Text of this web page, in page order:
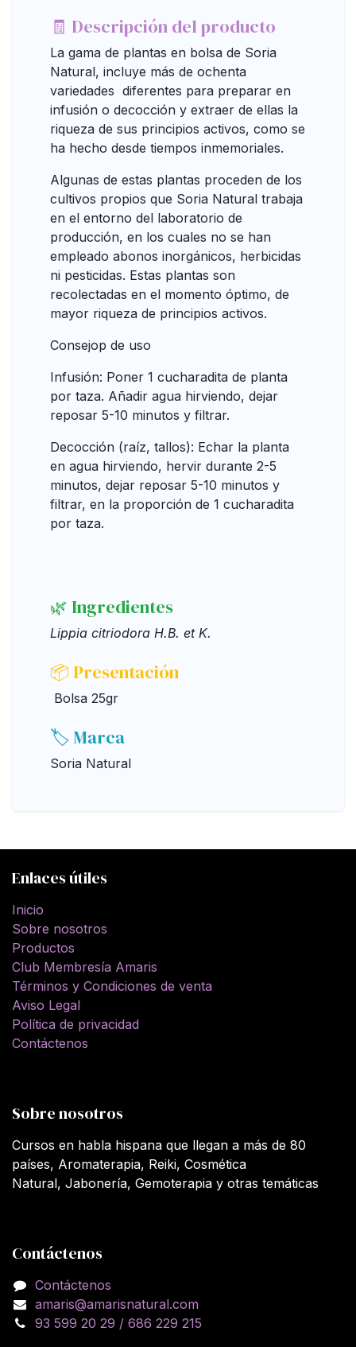
🧾 Descripción del producto
La gama de plantas en bolsa de Soria
Natural, incluye más de ochenta
variedades diferentes para preparar en
infusión o decocción y extraer de ellas la
riqueza de sus principios activos, como se
ha hecho desde tiempos inmemoriales.
Algunas de estas plantas proceden de los
cultivos propios que Soria Natural trabaja
en el entorno del laboratorio de
producción, en los cuales no se han
empleado abonos inorgánicos, herbicidas
ni pesticidas. Estas plantas son
recolectadas en el momento óptimo, de
mayor riqueza de principios activos.
Consejop de uso
Infusión: Poner 1 cucharadita de planta
por taza. Añadir agua hirviendo, dejar
reposar 5-10 minutos y filtrar.
Decocción (raíz, tallos): Echar la planta
en agua hirviendo, hervir durante 2-5
minutos, dejar reposar 5-10 minutos y
filtrar, en la proporción de 1 cucharadita
por taza.
🌿 Ingredientes
Lippia citriodora H.B. et K.
📦 Presentación
Bolsa 25gr
🏷️ Marca
Soria Natural
Enlaces útiles
Inicio
Sobre nosotros
Productos
Club Membresía Amaris
Términos y Condiciones de venta
Aviso Legal
Política de privacidad
Contáctenos
Sobre nosotros
Cursos en habla hispana que llegan a más de 80
países, Aromaterapia, Reiki, Cosmética
Natural, Jabonería, Gemoterapia y otras temáticas
Contáctenos
Contáctenos
amaris@amarisnatural.com
93 599 20 29 / 686 229 215